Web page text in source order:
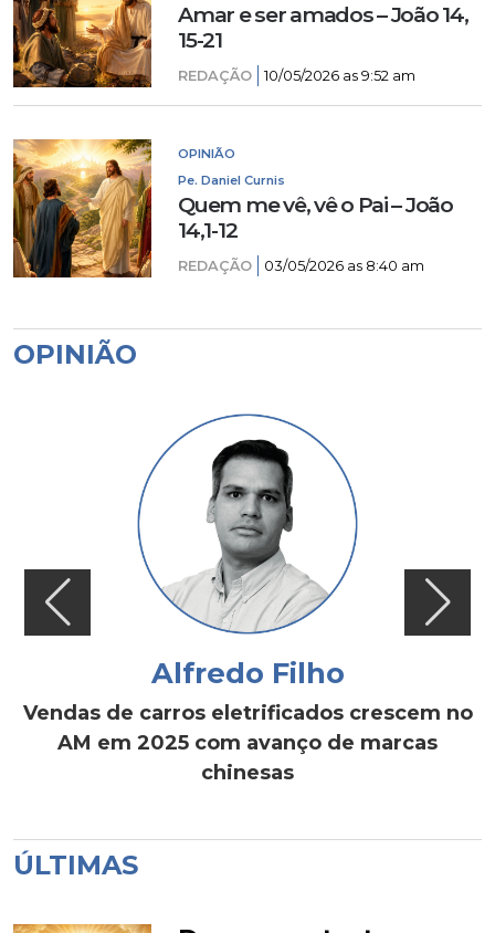
Amar e ser amados – João 14,
15-21
REDAÇÃO 10/05/2026 as 9:52 am
OPINIÃO
Pe. Daniel Curnis
Quem me vê, vê o Pai – João
14,1-12
REDAÇÃO 03/05/2026 as 8:40 am
OPINIÃO
Alfredo Filho
Vendas de carros eletrificados crescem no
AM em 2025 com avanço de marcas
chinesas
ÚLTIMAS